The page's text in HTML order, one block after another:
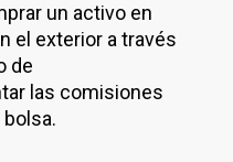
un activo en
el exterior a través
de
las comisiones